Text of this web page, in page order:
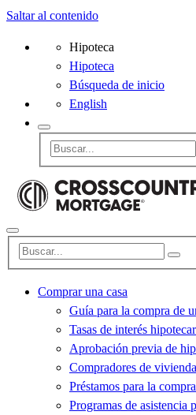
Saltar al contenido
Hipoteca
Hipoteca
Búsqueda de inicio
English
Comprar una casa
Guía para la compra de
Tasas de interés
Aprobación previa de
Compradores de
Préstamos para la
Programas de asistencia